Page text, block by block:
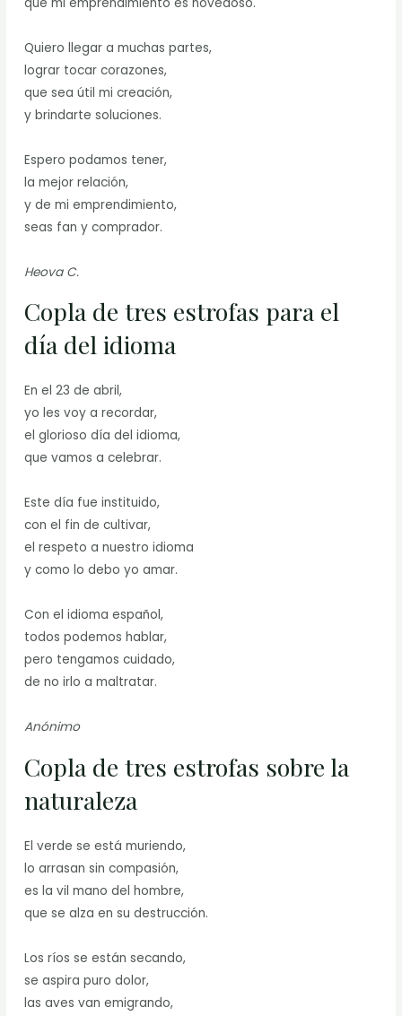
Quiero llegar a muchas partes,
lograr tocar corazones,
que sea útil mi creación,
y brindarte soluciones.
Espero podamos tener,
la mejor relación,
y de mi emprendimiento,
seas fan y comprador.
Heova C.
Copla de tres estrofas para el
día del idioma
En el 23 de abril,
yo les voy a recordar,
el glorioso día del idioma,
que vamos a celebrar.
Este día fue instituido,
con el fin de cultivar,
el respeto a nuestro idioma
y como lo debo yo amar.
Con el idioma español,
todos podemos hablar,
pero tengamos cuidado,
de no irlo a maltratar.
Anónimo
Copla de tres estrofas sobre la
naturaleza
El verde se está muriendo,
lo arrasan sin compasión,
es la vil mano del hombre,
que se alza en su destrucción.
Los ríos se están secando,
se aspira puro dolor,
las aves van emigrando,